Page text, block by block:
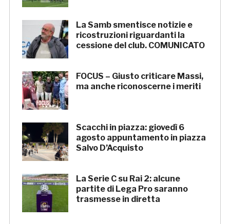
La Samb smentisce notizie e
ricostruzioni riguardanti la
cessione del club. COMUNICATO
FOCUS – Giusto criticare Massi,
ma anche riconoscerne i meriti
Scacchi in piazza: giovedì 6
agosto appuntamento in piazza
Salvo D’Acquisto
La Serie C su Rai 2: alcune
partite di Lega Pro saranno
trasmesse in diretta